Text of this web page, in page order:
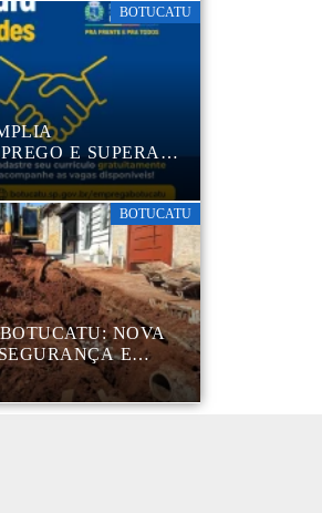
BOTUCATU
E SUPERA
BOTUCATU
NOVA
E
DA